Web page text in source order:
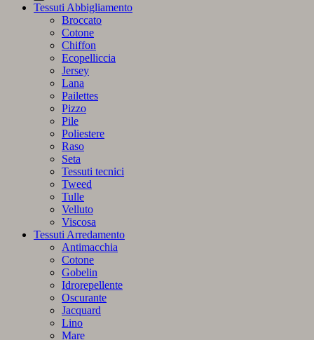
Tessuti Abbigliamento
Broccato
Cotone
Chiffon
Ecopelliccia
Jersey
Lana
Pailettes
Pizzo
Pile
Poliestere
Raso
Seta
Tessuti tecnici
Tweed
Tulle
Velluto
Viscosa
Tessuti Arredamento
Antimacchia
Cotone
Gobelin
Idrorepellente
Oscurante
Jacquard
Lino
Mare